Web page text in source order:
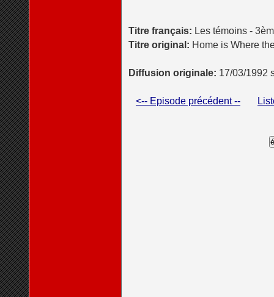
Titre français: Les témoins -
Titre original: Home is Where
Diffusion originale: 17/03/1992
<-- Episode précédent --